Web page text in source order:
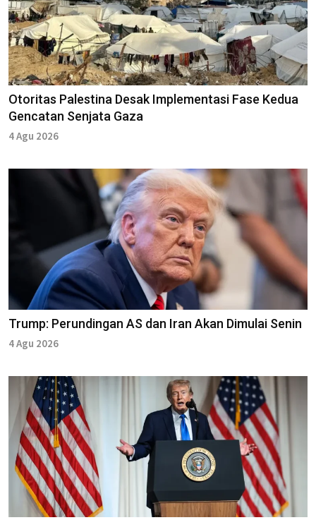
Otoritas Palestina Desak Implementasi Fase Kedua
Gencatan Senjata Gaza
4 Agu 2026
Trump: Perundingan AS dan Iran Akan Dimulai Senin
4 Agu 2026